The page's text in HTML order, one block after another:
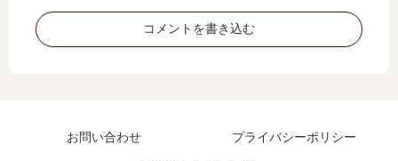
コメントを書き込む
お問い合わせ プライバシーポリシー